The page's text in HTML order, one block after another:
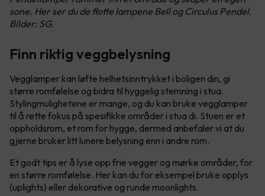
sone. Her ser du de flotte lampene Bell og Circulus Pendel.
Bilder: SG.
Finn riktig veggbelysning
Vegglamper kan løfte helhetsinntrykket i boligen din, gi
større romfølelse og bidra til hyggelig stemning i stua.
Stylingmulighetene er mange, og du kan bruke vegglamper
til å rette fokus på spesifikke områder i stua di. Stuen er et
oppholdsrom, et rom for hygge, dermed anbefaler vi at du
gjerne bruker litt lunere belysning enn i andre rom.
Et godt tips er å lyse opp frie vegger og mørke områder, for
en større romfølelse. Her kan du for eksempel bruke opplys
(uplights) eller dekorative og runde moonlights.